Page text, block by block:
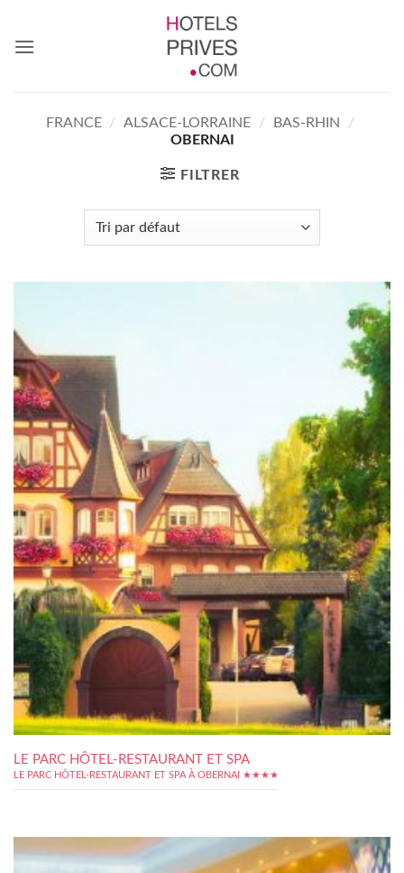
contenu
FRANCE / ALSACE-LORRAINE / BAS-RHIN
/
OBERNAI
FILTRER
LE PARC HÔTEL-RESTAURANT ET SPA
LE PARC HÔTEL-RESTAURANT ET SPA À OBERNAI ★★★★